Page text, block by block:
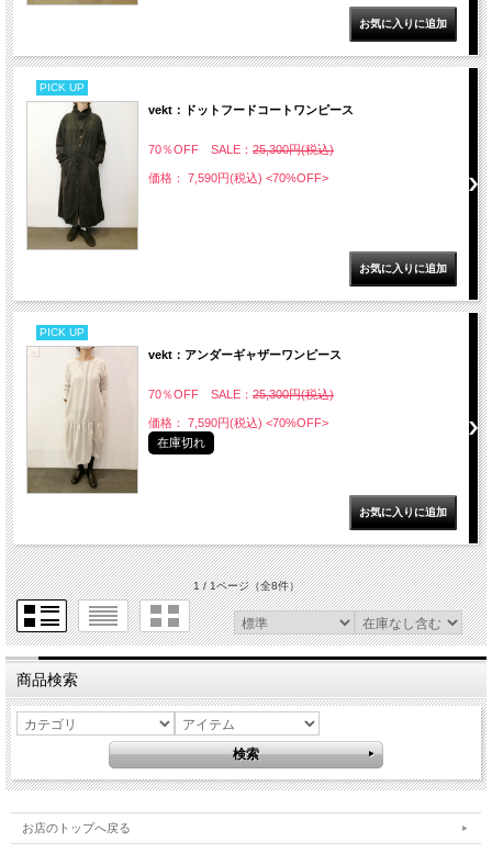
PICK UP
vekt：ドットフードコートワンピース
70％OFF SALE： 25,300円(税込)
価格： 7,590円(税込) <70%OFF>
PICK UP
vekt：アンダーギャザーワンピース
70％OFF SALE： 25,300円(税込)
価格： 7,590円(税込) <70%OFF>
在庫切れ
1 / 1ページ（全8件）
商品検索
お店のトップへ戻る